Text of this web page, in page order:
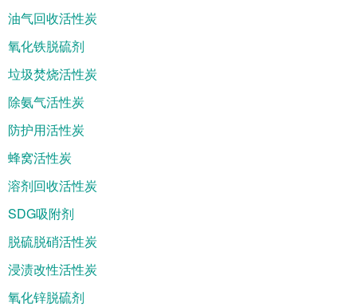
油气回收活性炭
氧化铁脱硫剂
垃圾焚烧活性炭
除氨气活性炭
防护用活性炭
蜂窝活性炭
溶剂回收活性炭
SDG吸附剂
脱硫脱硝活性炭
浸渍改性活性炭
氧化锌脱硫剂